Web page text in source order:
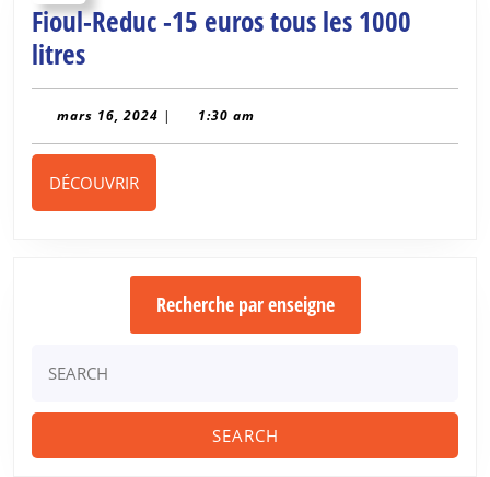
Fioul-Reduc -15 euros tous les 1000
litresFioul-
Reduc
-15
euros
tous
les
litres
mars 16, 2024 mars
| 1:30 am
DÉCOUVRIRDÉCOUVRIR
Recherche par enseigne
for: